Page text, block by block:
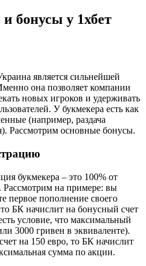
бонусы у 1хбет
является сильнейшей
она позволяет компании
новых игроков и удерживать
У букмекера есть как
(например, раздача
Рассмотрим основные бонусы.
букмекера – это 100% от
на примере: вы
первое пополнение своего
БК начислит на бонусный счет
условие, что максимальный
3000 гривен в эквиваленте).
на 150 евро, то БК начислит
сумма по акции.